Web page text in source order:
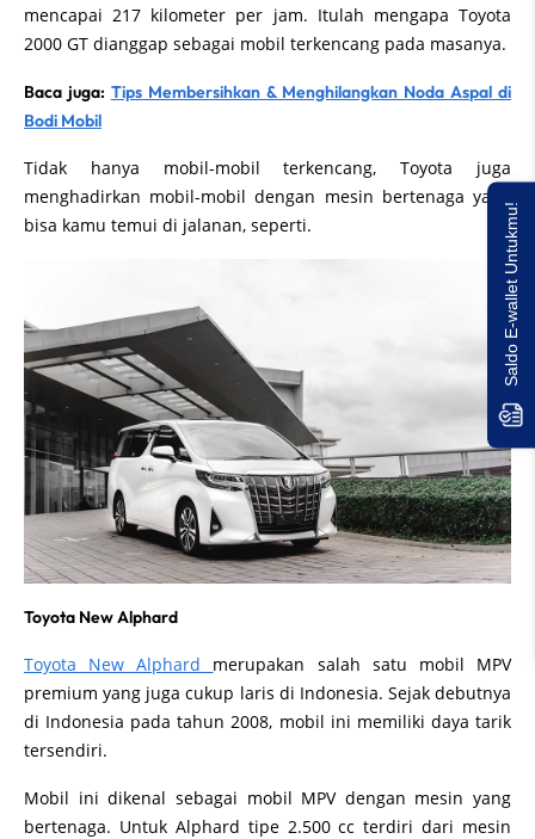
mencapai 217 kilometer per jam. Itulah mengapa Toyota
2000 GT dianggap sebagai mobil terkencang pada masanya.
Baca juga: Tips Membersihkan & Menghilangkan Noda Aspal di
Bodi Mobil
Tidak hanya mobil-mobil terkencang, Toyota juga
menghadirkan mobil-mobil dengan mesin bertenaga yang
bisa kamu temui di jalanan, seperti.
Toyota New Alphard
Toyota New Alphard merupakan salah satu mobil MPV
premium yang juga cukup laris di Indonesia. Sejak debutnya
di Indonesia pada tahun 2008, mobil ini memiliki daya tarik
tersendiri.
Mobil ini dikenal sebagai mobil MPV dengan mesin yang
bertenaga. Untuk Alphard tipe 2.500 cc terdiri dari mesin
Saldo E-wallet Untukmu!